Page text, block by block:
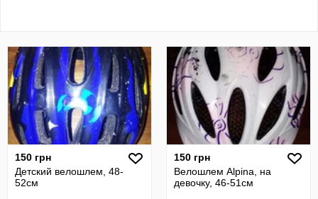
150 грн
Детский велошлем, 48-
52см
150 грн
Велошлем Alpina, на
девочку, 46-51см